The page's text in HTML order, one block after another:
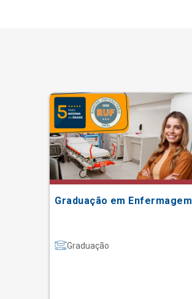
Graduação em Enfermagem
Graduação